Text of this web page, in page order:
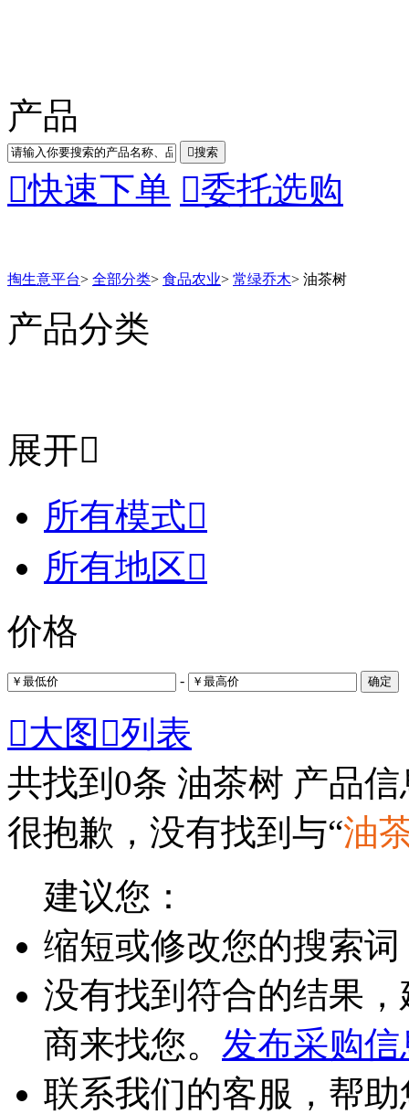
产品
搜索
快速下单 委托选购
掏生意平台> 全部分类> 食品农业> 常绿乔木> 油茶树
产品分类
展开
所有模式
所有地区
价格
- 确定
大图 列表
共找到 0条 油茶树 产品信
很抱歉，没有找到与“油
建议您：
缩短或修改您的搜索
没有找到符合的结果
商来找您。 发布采购信
联系我们的客服，帮